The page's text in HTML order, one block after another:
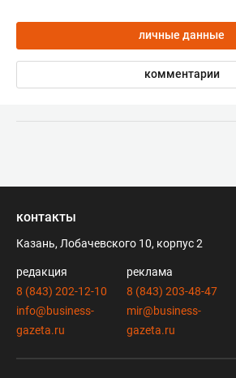
личные данные
комментарии
контакты
Казань, Лобачевского 10, корпус 2
редакция
8 (843) 202-12-10
info@business-
gazeta.ru
реклама
8 (843) 203-48-47
mir@business-
gazeta.ru